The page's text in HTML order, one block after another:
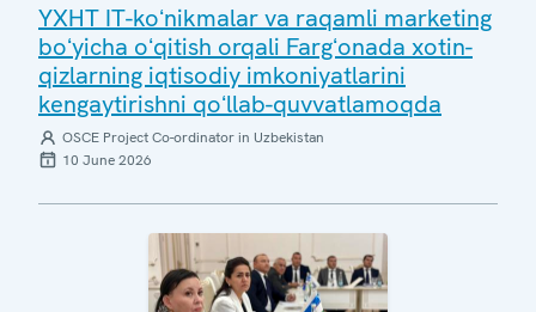
YXHT IT-koʻnikmalar va raqamli marketing
boʻyicha oʻqitish orqali Fargʻonada xotin-
qizlarning iqtisodiy imkoniyatlarini
kengaytirishni qoʻllab-quvvatlamoqda
OSCE Project Co-ordinator in Uzbekistan
10 June 2026